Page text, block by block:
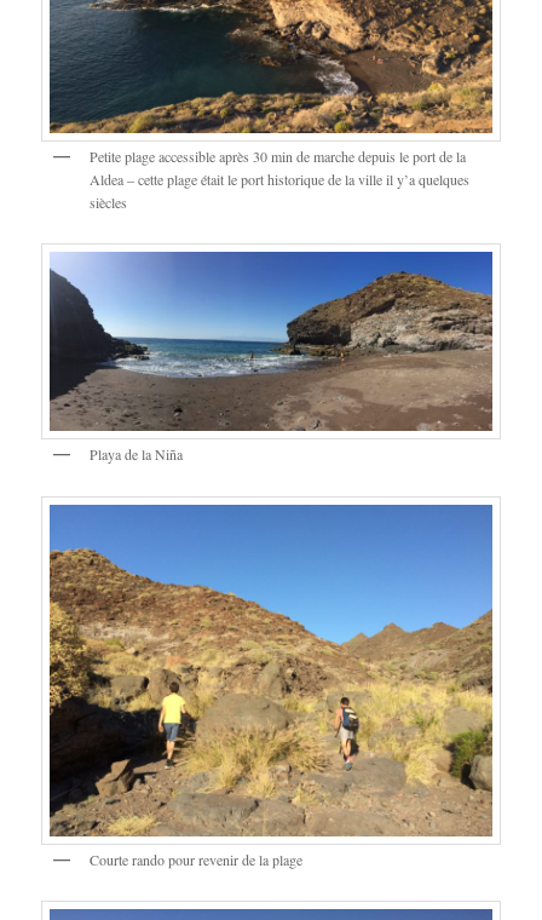
Petite plage accessible après 30 min de marche depuis le port de la
Aldea – cette plage était le port historique de la ville il y’a quelques
siècles
Playa de la Niña
Courte rando pour revenir de la plage